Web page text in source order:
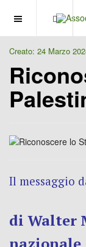
OFF CANVAS
Creato: 24 Marzo
Il messaggio
di Walter